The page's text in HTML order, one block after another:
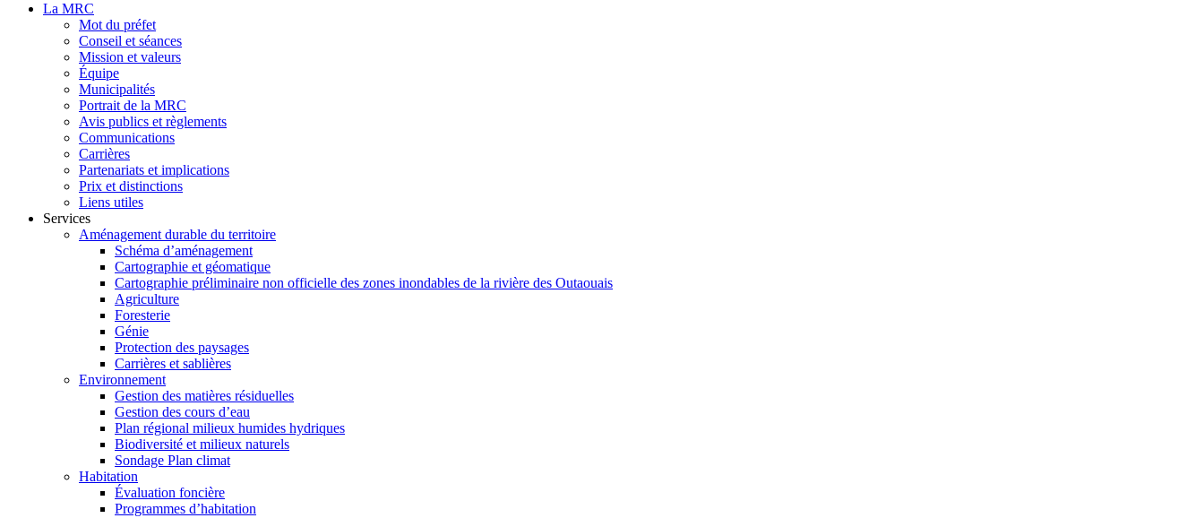
La MRC
Mot du préfet
Conseil et séances
Mission et valeurs
Équipe
Municipalités
Portrait de la MRC
Avis publics et règlements
Communications
Carrières
Partenariats et implications
Prix et distinctions
Liens utiles
Services
Aménagement durable du territoire
Schéma d’aménagement
Cartographie et géomatique
Cartographie préliminaire non officielle des zones inondables de la rivière des Outaouais
Agriculture
Foresterie
Génie
Protection des paysages
Carrières et sablières
Environnement
Gestion des matières résiduelles
Gestion des cours d’eau
Plan régional milieux humides hydriques
Biodiversité et milieux naturels
Sondage Plan climat
Habitation
Évaluation foncière
Programmes d’habitation